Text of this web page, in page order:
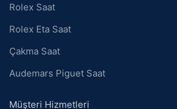
Rolex Saat
Rolex Eta Saat
Çakma Saat
Audemars Piguet Saat
Müşteri Hizmetleri